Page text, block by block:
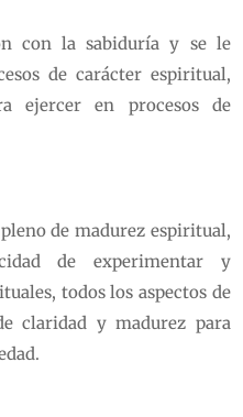
con la sabiduría y se le
de carácter espiritual,
ejercer en procesos de
de madurez espiritual,
de experimentar y
todos los aspectos de
claridad y madurez para